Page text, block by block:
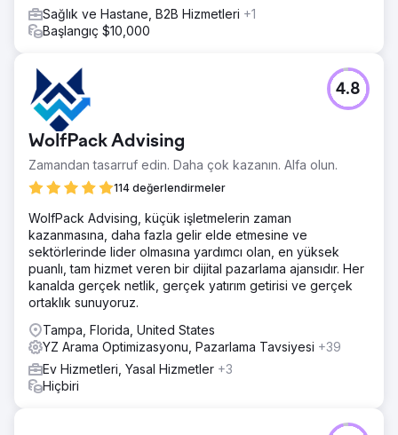
Sağlık ve Hastane, B2B Hizmetleri +1
Başlangıç $10,000
WolfPack Advising
Zamandan tasarruf edin. Daha çok kazanın. Alfa olun.
114 değerlendirmeler
4.8
WolfPack Advising, küçük işletmelerin zaman
kazanmasına, daha fazla gelir elde etmesine ve
sektörlerinde lider olmasına yardımcı olan, en yüksek
puanlı, tam hizmet veren bir dijital pazarlama ajansıdır. Her
kanalda gerçek netlik, gerçek yatırım getirisi ve gerçek
ortaklık sunuyoruz.
Tampa, Florida, United States
YZ Arama Optimizasyonu, Pazarlama Tavsiyesi +39
Ev Hizmetleri, Yasal Hizmetler +3
Hiçbiri